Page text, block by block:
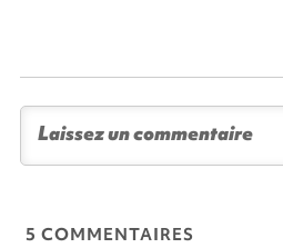
5 COMMENTAIRES